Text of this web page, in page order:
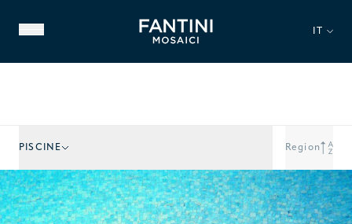
CHI SIAMO
PISCINE Region